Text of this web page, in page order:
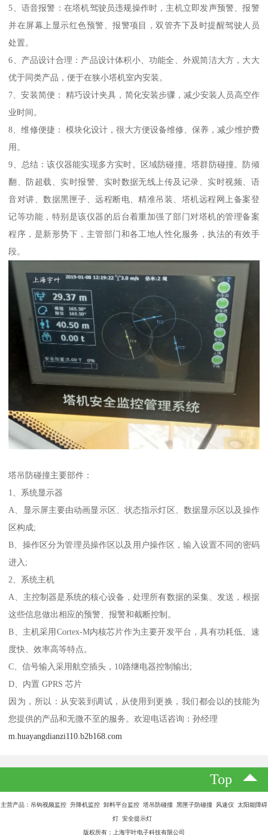
5、语音报警：在塔机驾驶员违规操作时，主机立即发声预警、报警
并在屏幕上显示红色预警、报警项目，双管齐下及时提醒驾驶人员
处置。
6、产品设计合理：产品设计体积小、功能全、外观简洁大方，大大
优于同类产品，便于在狭小塔机室内安装。
7、安装简便： 精巧设计夹具，简化安装步骤，减少安装人员高空作
业时间。
8、维修便捷： 模块化设计，很大方便设备维修、保养，减少维护费
用。
9、总结：该仪器能实现多方实时。区域防碰撞。塔群防碰撞。防倾
翻、防超载、实时报警、实时数据无线上传及记录、实时视频、语
音对讲、数据黑匣子、远程断电、精准吊装、塔机远程网上备案登
记等功能，特别是该仪器的后台着重加强了部门对塔机的管理备案
程序，是新形势下，主管部门和各工地人性化服务，执法的有效手
段。
塔吊防碰撞主要部件：
1、系统显示器
A、显示屏主要由动画显示区、状态指示灯区、数据显示区以及操作
区构成;
B、操作区分为管理员操作区以及用户操作区，输入设置不同的密码
进入;
2、系统主机
A、主控制器是系统的核心设备，处理所有数据的采集、发送，根据
这些信息做出相应的预警、报警和截断控制。
B、主机采用Cortex-M内核芯片作为主要开发平台，具有功耗低、速
度快、效率高等特点。
C、信号输入采用航空插头，10路继电器控制输出;
D、内置 GPRS 芯片
因为，所以：从安装到调试，从使用到更换，我们都会以的技能为
您提供的产品和无微不至的服务。欢迎电话咨询：孙经理
m.huayangdianzi110.b2b168.com
Top
主营产品：吊钩视频监控 升降机监控 卸料平台监控 塔吊防碰撞 黑匣子防碰撞 风速仪 太阳能障碍
灯 安全提示灯
版权所有：上海宇叶电子科技有限公司